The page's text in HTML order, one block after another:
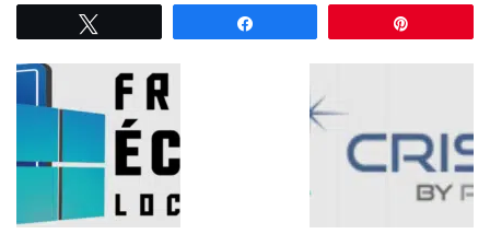
Post
Navigation